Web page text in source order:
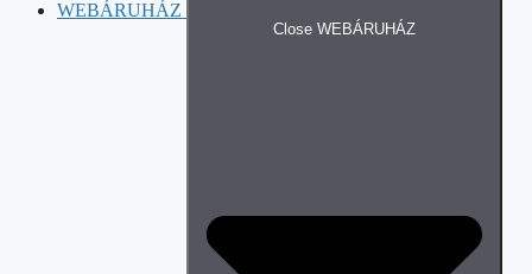
WEBÁRUHÁZ
Close WEBÁRUHÁZ